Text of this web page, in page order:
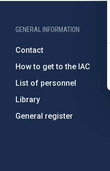
GENERAL INFORMATION
Contact
How to get to the IAC
List of personnel
Library
General register